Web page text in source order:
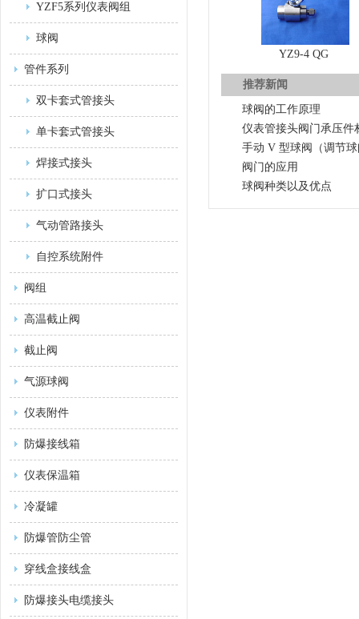
YZF5系列仪表阀组
球阀
管件系列
双卡套式管接头
单卡套式管接头
焊接式接头
扩口式接头
气动管路接头
自控系统附件
阀组
高温截止阀
截止阀
气源球阀
仪表附件
防爆接线箱
仪表保温箱
冷凝罐
防爆管防尘管
穿线盒接线盒
防爆接头电缆接头
YZ9-4 QG
推荐新闻
球阀的工作原理
仪表管接头阀门承压件
手动 V 型球阀（调节
阀门的应用
球阀种类以及优点